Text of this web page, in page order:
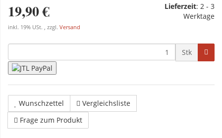
19,90 €
inkl. 19% USt. , zzgl. Versand
Lieferzeit: 2 - 3
Werktage
Stk
Wunschzettel
Vergleichsliste
Frage zum Produkt